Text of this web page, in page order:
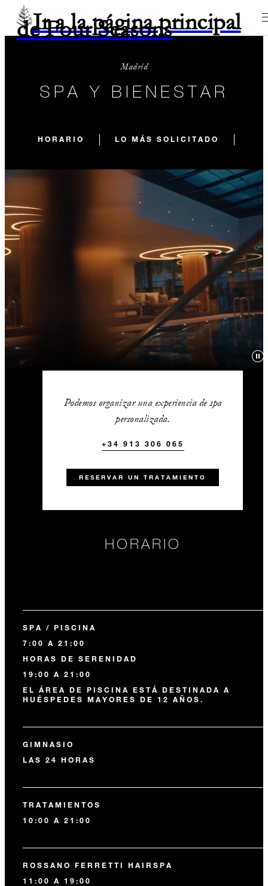
Ir a la página principal
de Four Seasons
Madrid
SPA Y BIENESTAR
HORARIO LO MÁS SOLICITADO
Podemos organizar una experiencia de spa
personalizada.
+34 913 306 065
RESERVAR UN TRATAMIENTO
HORARIO
SPA / PISCINA
7:00 A 21:00
HORAS DE SERENIDAD
19:00 A 21:00
EL ÁREA DE PISCINA ESTÁ DESTINADA A
HUÉSPEDES MAYORES DE 12 AÑOS.
GIMNASIO
LAS 24 HORAS
TRATAMIENTOS
10:00 A 21:00
ROSSANO FERRETTI HAIRSPA
11:00 A 19:00